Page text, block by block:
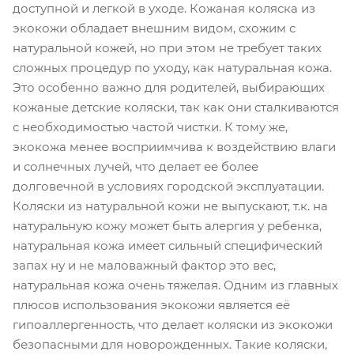
доступной и легкой в уходе. Кожаная коляска из
экокожи обладает внешним видом, схожим с
натуральной кожей, но при этом не требует таких
сложных процедур по уходу, как натуральная кожа.
Это особенно важно для родителей, выбирающих
кожаные детские коляски, так как они сталкиваются
с необходимостью частой чистки. К тому же,
экокожа менее восприимчива к воздействию влаги
и солнечных лучей, что делает ее более
долговечной в условиях городской эксплуатации.
Коляски из натуральной кожи не выпускают, т.к. на
натуральную кожу может быть алергия у ребенка,
натуральная кожа имеет сильный специфический
запах ну и не маловажный фактор это вес,
натуральная кожа очень тяжелая. Одним из главных
плюсов использования экокожи является её
гипоаллергенность, что делает коляски из экокожи
безопасными для новорожденных. Такие коляски,